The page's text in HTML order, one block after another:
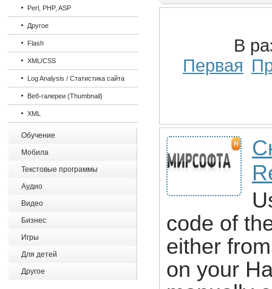
Perl, PHP, ASP
Другое
Flash
XML/CSS
Log Analysis / Статистика сайта
Веб-галереи (Thumbnail)
XML
Обучение
Мобила
Текстовые программы
Аудио
Видео
Бизнес
Игры
Для детей
Другое
В
Первая
code of
either
on your